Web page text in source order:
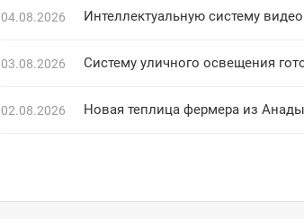
04.08.2026 Интеллектуальную систему
03.08.2026 Систему уличного освещения
02.08.2026 Новая теплица фермера из